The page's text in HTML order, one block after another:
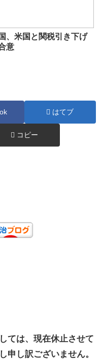
、米国と関税引き下げ
意
はてブ
コピー
ては、現在休止させて
申し訳ございません。